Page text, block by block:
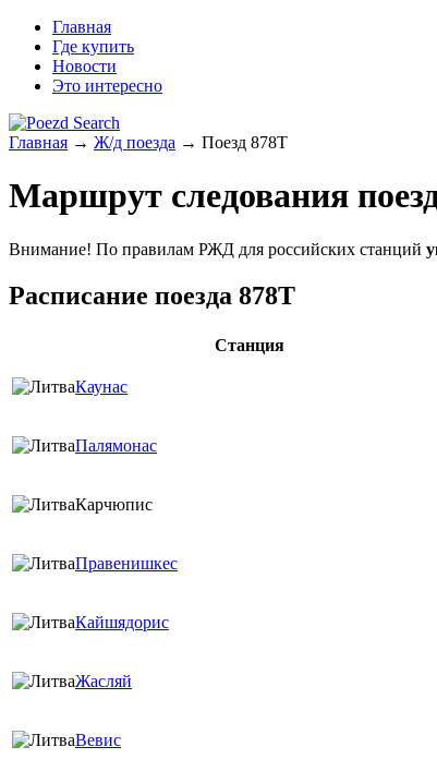
Главная
Где купить
Новости
Это интересно
Главная → Ж/д поезда → Поезд 878Т
Маршрут следования
Внимание! По правилам РЖД для российских станций
Расписание поезда 878Т
Станция
Каунас
Палямонас
Карчюпис
Правенишкес
Кайшядорис
Жасляй
Вевис